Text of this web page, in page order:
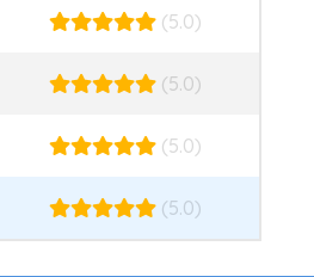
(5.0)
(5.0)
(5.0)
(5.0)